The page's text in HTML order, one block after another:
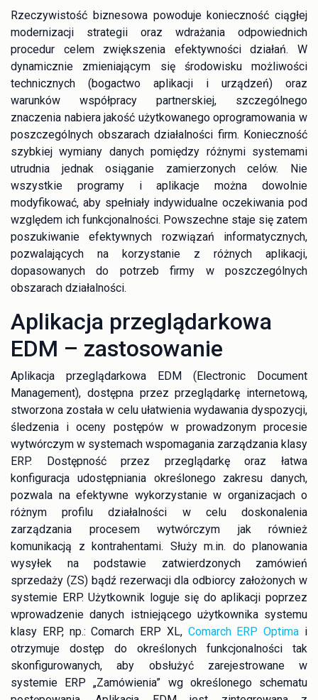
Rzeczywistość biznesowa powoduje konieczność ciągłej
modernizacji strategii oraz wdrażania odpowiednich
procedur celem zwiększenia efektywności działań. W
dynamicznie zmieniającym się środowisku możliwości
technicznych (bogactwo aplikacji i urządzeń) oraz
warunków współpracy partnerskiej, szczególnego
znaczenia nabiera jakość użytkowanego oprogramowania w
poszczególnych obszarach działalności firm. Konieczność
szybkiej wymiany danych pomiędzy różnymi systemami
utrudnia jednak osiąganie zamierzonych celów. Nie
wszystkie programy i aplikacje można dowolnie
modyfikować, aby spełniały indywidualne oczekiwania pod
względem ich funkcjonalności. Powszechne staje się zatem
poszukiwanie efektywnych rozwiązań informatycznych,
pozwalających na korzystanie z różnych aplikacji,
dopasowanych do potrzeb firmy w poszczególnych
obszarach działalności.
Aplikacja przeglądarkowa
EDM – zastosowanie
Aplikacja przeglądarkowa EDM (Electronic Document
Management), dostępna przez przeglądarkę internetową,
stworzona została w celu ułatwienia wydawania dyspozycji,
śledzenia i oceny postępów w prowadzonym procesie
wytwórczym w systemach wspomagania zarządzania klasy
ERP. Dostępność przez przeglądarkę oraz łatwa
konfiguracja udostępniania określonego zakresu danych,
pozwala na efektywne wykorzystanie w organizacjach o
różnym profilu działalności w celu doskonalenia
zarządzania procesem wytwórczym jak również
komunikacją z kontrahentami. Służy m.in. do planowania
wysyłek na podstawie zatwierdzonych zamówień
sprzedaży (ZS) bądź rezerwacji dla odbiorcy założonych w
systemie ERP. Użytkownik loguje się do aplikacji poprzez
wprowadzenie danych istniejącego użytkownika systemu
klasy ERP, np.: Comarch ERP XL, Comarch ERP Optima i
otrzymuje dostęp do określonych funkcjonalności tak
skonfigurowanych, aby obsłużyć zarejestrowane w
systemie ERP „Zamówienia” wg określonego schematu